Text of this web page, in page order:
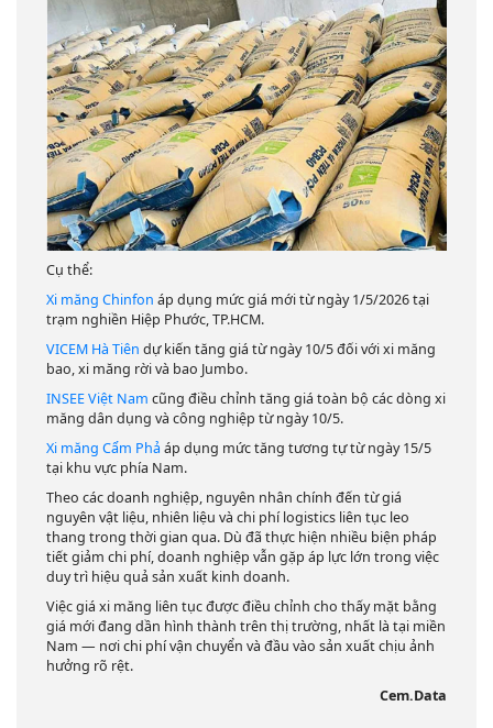
Cụ thể:
Xi măng Chinfon áp dụng mức giá mới từ ngày 1/5/2026 tại
trạm nghiền Hiệp Phước, TP.HCM.
VICEM Hà Tiên dự kiến tăng giá từ ngày 10/5 đối với xi măng
bao, xi măng rời và bao Jumbo.
INSEE Việt Nam cũng điều chỉnh tăng giá toàn bộ các dòng xi
măng dân dụng và công nghiệp từ ngày 10/5.
Xi măng Cẩm Phả áp dụng mức tăng tương tự từ ngày 15/5
tại khu vực phía Nam.
Theo các doanh nghiệp, nguyên nhân chính đến từ giá
nguyên vật liệu, nhiên liệu và chi phí logistics liên tục leo
thang trong thời gian qua. Dù đã thực hiện nhiều biện pháp
tiết giảm chi phí, doanh nghiệp vẫn gặp áp lực lớn trong việc
duy trì hiệu quả sản xuất kinh doanh.
Việc giá xi măng liên tục được điều chỉnh cho thấy mặt bằng
giá mới đang dần hình thành trên thị trường, nhất là tại miền
Nam — nơi chi phí vận chuyển và đầu vào sản xuất chịu ảnh
hưởng rõ rệt.
Cem.Data